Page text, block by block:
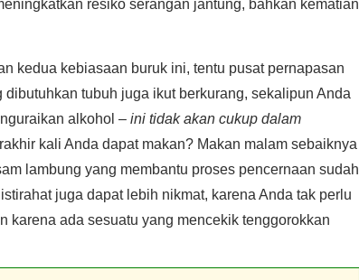
resiko serangan jantung, bahkan kematian
kedua kebiasaan buruk ini, tentu pusat pernapasan
tubuh juga ikut berkurang, sekalipun Anda
alkohol – ini tidak akan cukup dalam
kali Anda dapat makan? Makan malam sebaiknya
lambung yang membantu proses pencernaan sudah
juga dapat lebih nikmat, karena Anda tak perlu
karena ada sesuatu yang mencekik tenggorokkan